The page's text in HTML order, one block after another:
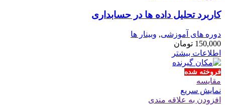
کاربرد تحلیل داده ها در حسابداری
دوره های آموزشی, وبینار ها
150,000 تومان
اطلاعات بیشتر
فروخته شده
مقايسه
نمایش سریع
افزودن به علاقه مندی